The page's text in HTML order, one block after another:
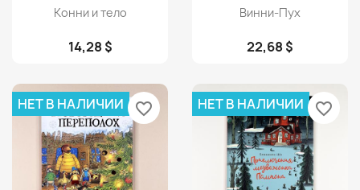
Просмотр
Конни и тело
14,28 $
Просмотр
Винни-Пух
22,68 $
НЕТ В НАЛИЧИИ favorite_border НЕТ В НАЛИЧИИ favorite_border